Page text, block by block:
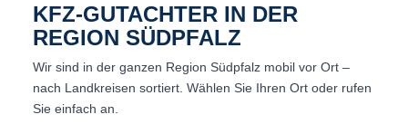
KFZ-GUTACHTER IN DER
REGION SÜDPFALZ
Wir sind in der ganzen Region Südpfalz mobil vor Ort –
nach Landkreisen sortiert. Wählen Sie Ihren Ort oder rufen
Sie einfach an.